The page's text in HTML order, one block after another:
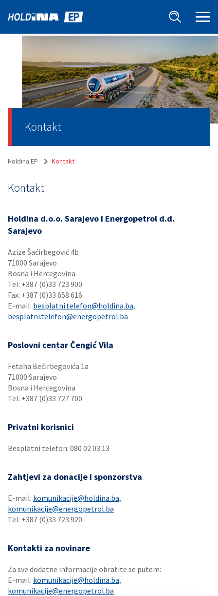
Kontakt
Holdina EP Kontakt
Kontakt
Holdina d.o.o. Sarajevo i Energopetrol d.d.
Sarajevo
Azize Šaćirbegović 4b
71000 Sarajevo
Bosna i Hercegovina
Tel: +387 (0)33 723 900
Fax: +387 (0)33 658 616
E-mail: besplatni.telefon@holdina.ba,
besplatni.telefon@energopetrol.ba
Poslovni centar Čengić Vila
Fetaha Bećirbegovića 1a
71000 Sarajevo
Bosna i Hercegovina
Tel: +387 (0)33 727 700
Privatni korisnici
Besplatni telefon: 080 02 03 13​​
Zahtjevi za donacije i sponzorstva
E-mail: komunikacije@holdina.ba,
komunikacije@energopetrol.ba
Tel: +387 (0)33 723 920
Kontakti za novinare
Za sve dodatne informacije obratite se putem:
E-mail: komunikacije@holdina.ba,
komunikacije@energopetrol.ba